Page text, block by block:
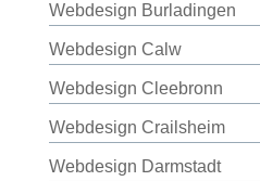
Webdesign Burladingen
Webdesign Calw
Webdesign Cleebronn
Webdesign Crailsheim
Webdesign Darmstadt